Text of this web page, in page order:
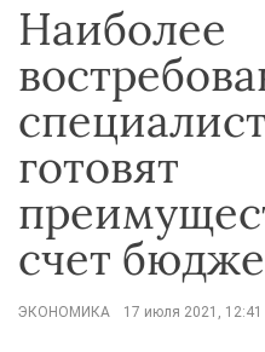
Наиболее
готовят
счет
ЭКОНОМИКА 17 июля 2021, 12:41